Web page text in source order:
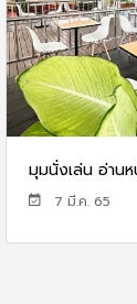
มุมนั่งเล่น อ่าน
7 มี.ค. 65